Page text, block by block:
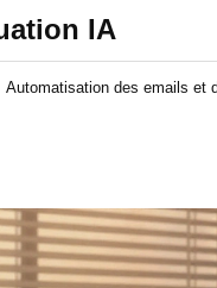
IA
Automatisation des emails et